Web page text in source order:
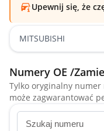
Upewnij się, że
MITSUBISHI
Numery OE /
Tylko oryginalny numer
może zagwarantować